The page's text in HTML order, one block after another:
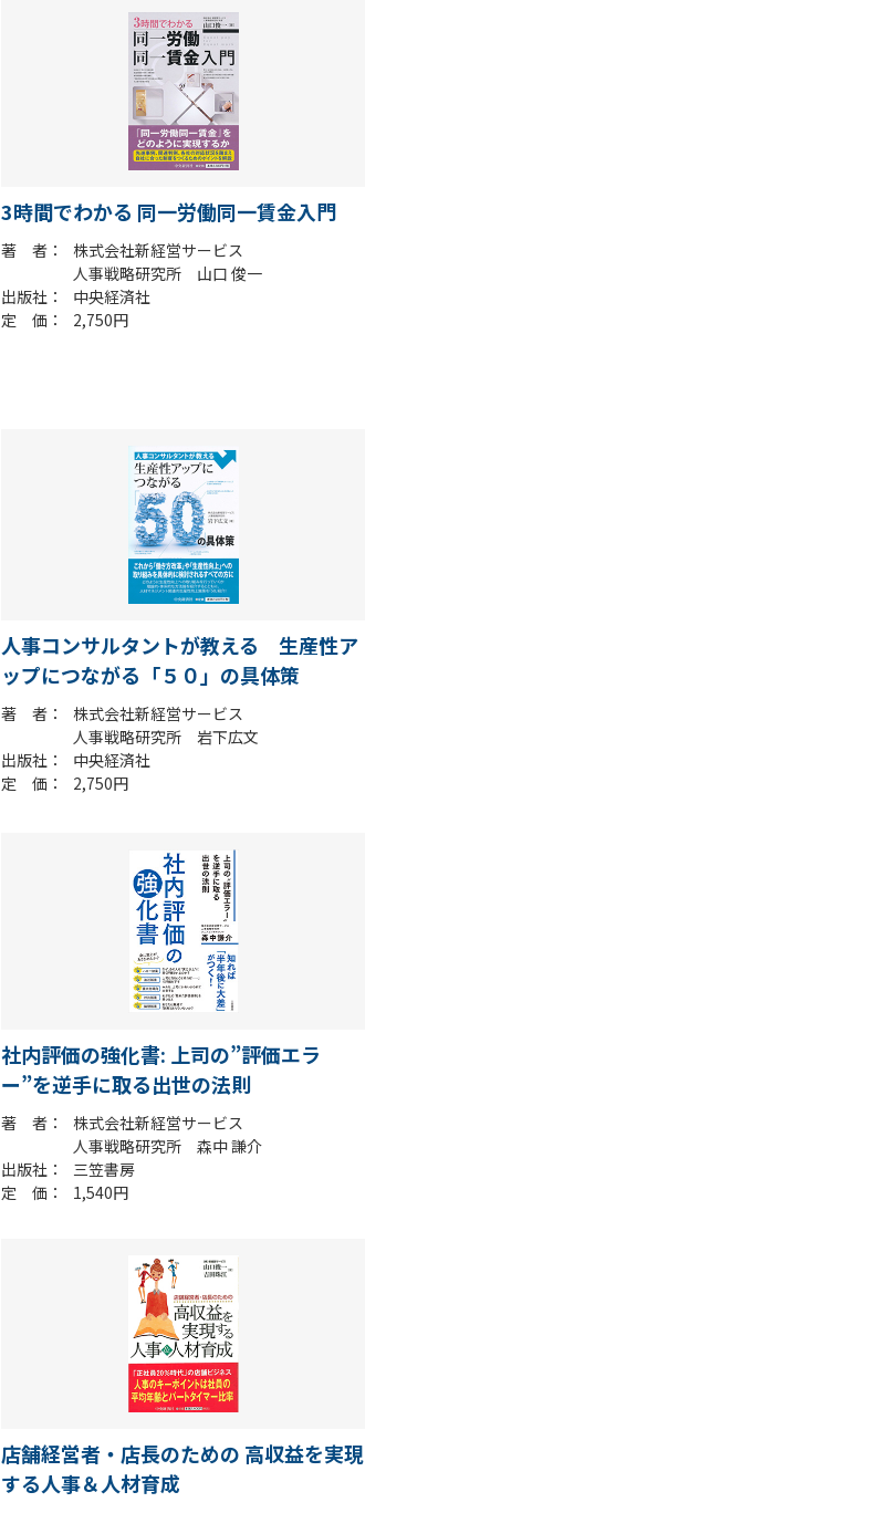
3時間でわかる 同一労働同一賃金入門
著 者
株式会社新経営サービス
人事戦略研究所 山口 俊一
出版社
中央経済社
定 価
2,750円
人事コンサルタントが教える 生産性ア
ップにつながる「５０」の具体策
著 者
株式会社新経営サービス
人事戦略研究所 岩下広文
出版社
中央経済社
定 価
2,750円
社内評価の強化書: 上司の”評価エラ
ー”を逆手に取る出世の法則
著 者
株式会社新経営サービス
人事戦略研究所 森中 謙介
出版社
三笠書房
定 価
1,540円
店舗経営者・店長のための 高収益を実現
する人事＆人材育成